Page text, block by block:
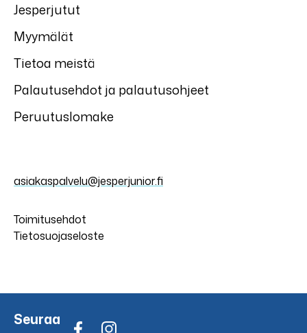
Jesperjutut
Myymälät
Tietoa meistä
Palautusehdot ja palautusohjeet
Peruutuslomake
asiakaspalvelu@jesperjunior.fi
Toimitusehdot
Tietosuojaseloste
Seuraa